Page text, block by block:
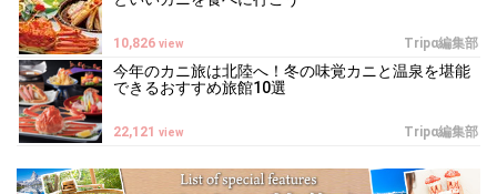
Tripα編集部
10,826 view
今年のカニ旅は北陸へ！冬の味覚カニと温泉を堪能
できるおすすめ旅館10選
Tripα編集部
22,121 view